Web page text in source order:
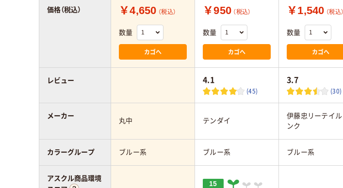
￥4,650 （税込）
数量
カゴへ
￥950 （税込）
数量
カゴへ
￥1,540 （税込）
数量
カゴへ
4.1
(45)
3.7
(30)
丸中 テンダイ
伊藤忠リーテイル
ンク
ブルー系 ブルー系 ブルー系
15
価格（税込）
レビュー
メーカー
カラーグループ
アスクル商品環境